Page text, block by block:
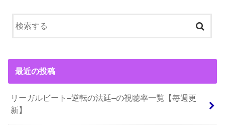
最近の投稿
リーガルビート–逆転の法廷–の視聴率一覧【毎週更
新】